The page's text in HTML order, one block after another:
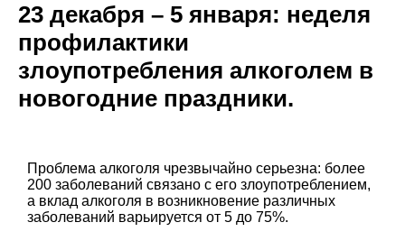
23 декабря – 5 января: неделя
профилактики
злоупотребления алкоголем в
новогодние праздники.
Проблема алкоголя чрезвычайно серьезна: более
200 заболеваний связано с его злоупотреблением,
а вклад алкоголя в возникновение различных
заболеваний варьируется от 5 до 75%.